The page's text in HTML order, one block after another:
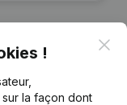
!
la façon dont